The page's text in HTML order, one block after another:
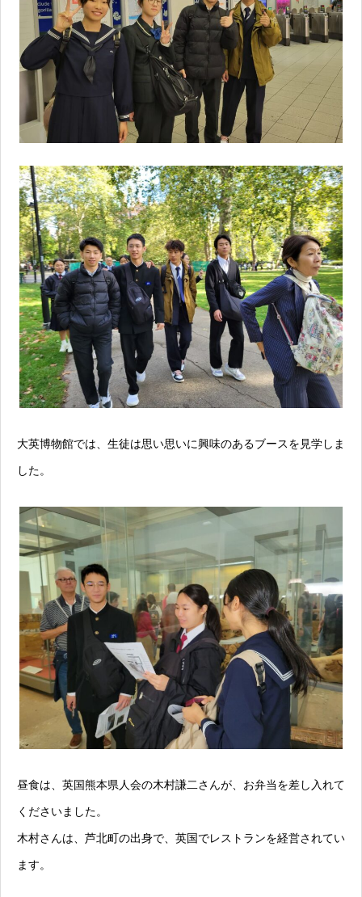
大英博物館では、生徒は思い思いに興味のあるブースを見学しま
した。
昼食は、英国熊本県人会の木村謙二さんが、お弁当を差し入れて
くださいました。
木村さんは、芦北町の出身で、英国でレストランを経営されてい
ます。